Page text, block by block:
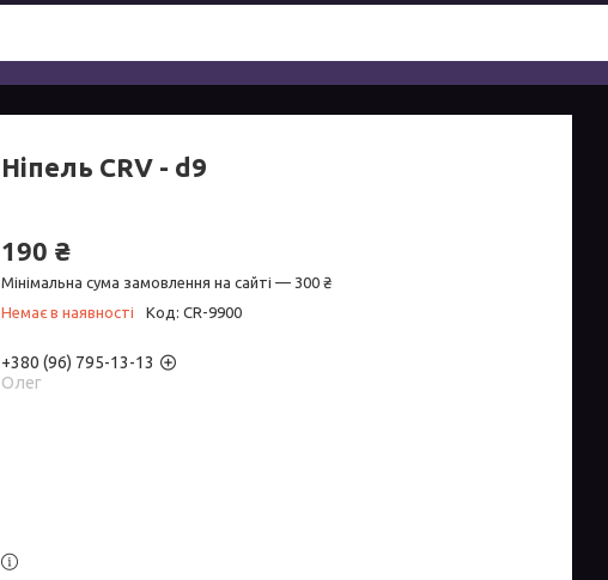
Ніпель CRV - d9
190 ₴
Мінімальна сума замовлення на сайті — 300 ₴
Немає в наявності
Код: CR-9900
+380 (96) 795-13-13
Олег